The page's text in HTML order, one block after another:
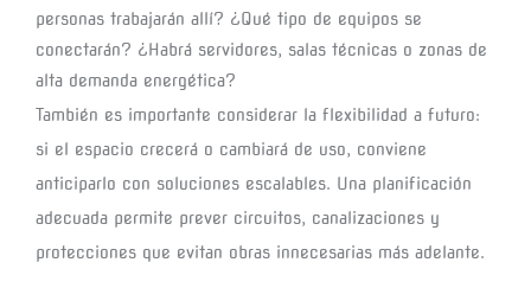
personas trabajarán allí? ¿Qué tipo de equipos se
conectarán? ¿Habrá servidores, salas técnicas o zonas de
alta demanda energética?
También es importante considerar la flexibilidad a futuro:
si el espacio crecerá o cambiará de uso, conviene
anticiparlo con soluciones escalables. Una planificación
adecuada permite prever circuitos, canalizaciones y
protecciones que evitan obras innecesarias más adelante.